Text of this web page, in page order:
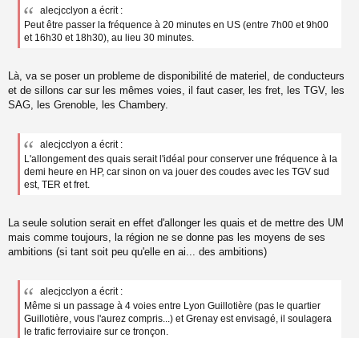
alecjcclyon a écrit :
Peut être passer la fréquence à 20 minutes en US (entre 7h00 et 9h00
et 16h30 et 18h30), au lieu 30 minutes.
Là, va se poser un probleme de disponibilité de materiel, de conducteurs
et de sillons car sur les mêmes voies, il faut caser, les fret, les TGV, les
SAG, les Grenoble, les Chambery.
alecjcclyon a écrit :
L'allongement des quais serait l'idéal pour conserver une fréquence à la
demi heure en HP, car sinon on va jouer des coudes avec les TGV sud
est, TER et fret.
La seule solution serait en effet d'allonger les quais et de mettre des UM
mais comme toujours, la région ne se donne pas les moyens de ses
ambitions (si tant soit peu qu'elle en ai... des ambitions)
alecjcclyon a écrit :
Même si un passage à 4 voies entre Lyon Guillotière (pas le quartier
Guillotière, vous l'aurez compris...) et Grenay est envisagé, il soulagera
le trafic ferroviaire sur ce tronçon.